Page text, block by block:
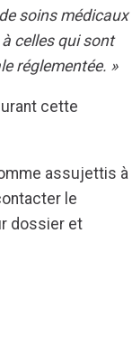
soins médicaux
celles qui sont
réglementée. »
cette
assujettis à
le
dossier et